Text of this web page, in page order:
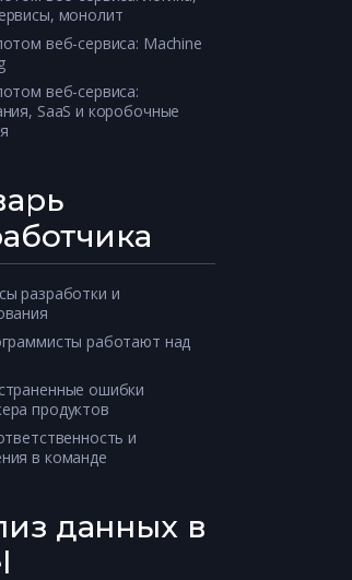
монолит
веб-сервиса: Machine
веб-сервиса:
SaaS и коробочные
разработки и
работают над
ошибки
продуктов
и
в команде
данных в